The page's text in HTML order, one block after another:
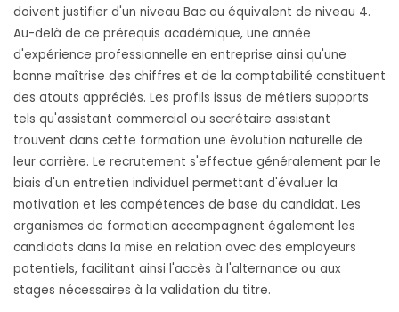
doivent justifier d'un niveau Bac ou équivalent de niveau 4.
Au-delà de ce prérequis académique, une année
d'expérience professionnelle en entreprise ainsi qu'une
bonne maîtrise des chiffres et de la comptabilité constituent
des atouts appréciés. Les profils issus de métiers supports
tels qu'assistant commercial ou secrétaire assistant
trouvent dans cette formation une évolution naturelle de
leur carrière. Le recrutement s'effectue généralement par le
biais d'un entretien individuel permettant d'évaluer la
motivation et les compétences de base du candidat. Les
organismes de formation accompagnent également les
candidats dans la mise en relation avec des employeurs
potentiels, facilitant ainsi l'accès à l'alternance ou aux
stages nécessaires à la validation du titre.